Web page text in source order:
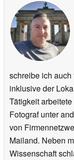
schreibe ich
inklusive der
Tätigkeit
Fotograf unter
von
Mailand. Neben
Wissenschaft